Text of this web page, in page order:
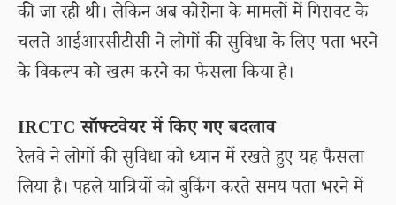
की जा रही थी। लेकिन अब कोरोना के मामलों में गिरावट के
चलते आईआरसीटीसी ने लोगों की सुविधा के लिए पता भरने
के विकल्प को खत्म करने का फैसला किया है।
IRCTC सॉफ्टवेयर में किए गए बदलाव
रेलवे ने लोगों की सुविधा को ध्यान में रखते हुए यह फैसला
लिया है। पहले यात्रियों को बुकिंग करते समय पता भरने में